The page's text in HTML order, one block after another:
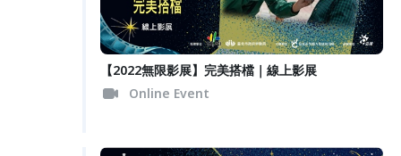
【2022無限影展】完美搭檔｜線上影展
Online Event